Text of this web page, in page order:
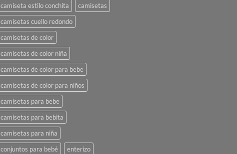
camiseta estilo conchita
camisetas
camisetas cuello redondo
camisetas de color
camisetas de color niña
camisetas de color para bebe
camisetas de color para niños
camisetas para bebe
camisetas para bebita
camisetas para niña
conjuntos para bebé
enterizo